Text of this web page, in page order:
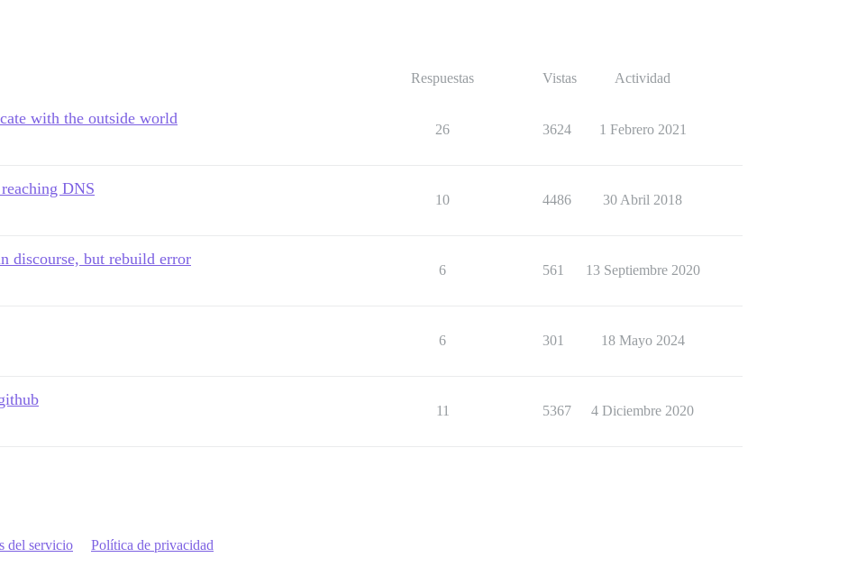
Respuestas Vistas Actividad
with the outside world
26 3624 1 Febrero 2021
DNS
10 4486 30 Abril 2018
discourse, but rebuild error
6 561 13 Septiembre 2020
6 301 18 Mayo 2024
11 5367 4 Diciembre 2020
del servicio Política de privacidad